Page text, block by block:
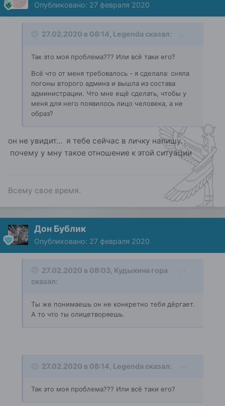
Опубликовано: 27 февраля 2020
27.02.2020 в 08:14, Legenda сказал:
Так это моя проблема??? Или всё таки его?
Всё что от меня требовалось - я сделала: сняла
погоны второго админа и вышла из состава
администрации. Что мне ещё сделать, чтобы у
меня для него появилось лицо человека, а не
образ?
он не увидит... я тебе сейчас в личку напишу.
почему у мну такое отношение к этой ситуации
Всему свое время.
Дон Бублик
Опубликовано: 27 февраля 2020
27.02.2020 в 08:03, Кудыкина гора
сказал:
Ты же понимаешь он не конкретно тебя дёргает.
А то что ты олицетворяешь.
27.02.2020 в 08:14, Legenda сказал:
Так это моя проблема??? Или всё таки его?